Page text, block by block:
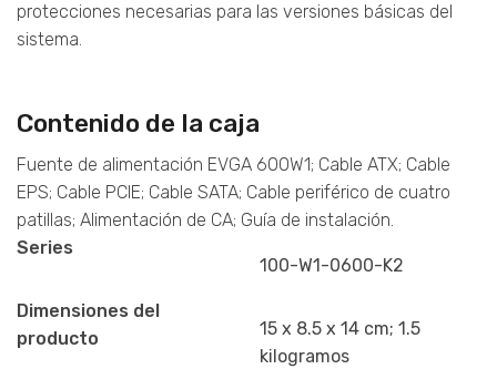
protecciones necesarias para las versiones básicas del
sistema.
Contenido de la caja
Fuente de alimentación EVGA 600W1; Cable ATX; Cable
EPS; Cable PCIE; Cable SATA; Cable periférico de cuatro
patillas; Alimentación de CA; Guía de instalación.
Series
100-W1-0600-K2
Dimensiones del
producto
15 x 8.5 x 14 cm; 1.5
kilogramos